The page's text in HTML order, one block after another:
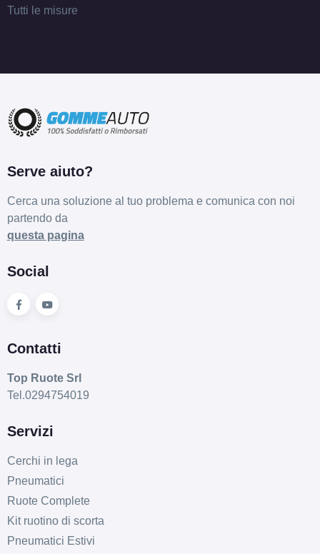
Tutti le misure
Serve aiuto?
Cerca una soluzione al tuo problema e comunica con noi
partendo da
questa pagina
Social
Contatti
Top Ruote Srl
Tel.0294754019
Servizi
Cerchi in lega
Pneumatici
Ruote Complete
Kit ruotino di scorta
Pneumatici Estivi